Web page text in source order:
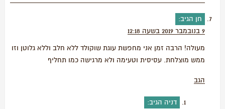
חן הגיב:
9 בנובמבר 2019 בשעה 12:18
מעולה! הרבה זמן אני מחפשת עוגת שוקולד ללא חלב וללא גלוטן וזו
ממש מוצלחת. עסיסית וטעימה ולא מרגישה כמו תחליף
הגב
דניה הגיב: